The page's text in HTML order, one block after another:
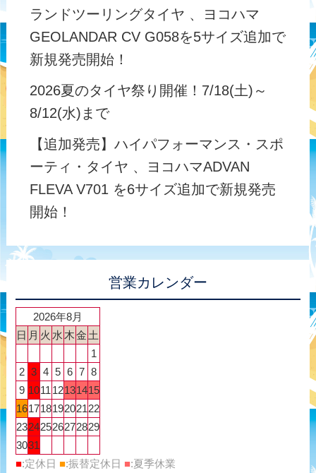
ランドツーリングタイヤ 、ヨコハマ
GEOLANDAR CV G058を5サイズ追加で
新規発売開始！
2026夏のタイヤ祭り開催！7/18(土)～
8/12(水)まで
【追加発売】ハイパフォーマンス・スポ
ーティ・タイヤ 、ヨコハマADVAN
FLEVA V701 を6サイズ追加で新規発売
開始！
営業カレンダー
2026年8月
日 月 火 水 木金 土
1
2 3 4 5 6 7 8
9 1011 12131415
16171819202122
23242526272829
3031
■:定休日 ■:振替定休日 ■:夏季休業